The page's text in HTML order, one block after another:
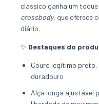
clássico ganha um
crossbody, que oferece
diário.
✨ Destaques do
Couro legítimo
duradouro
Alça longa ajustável